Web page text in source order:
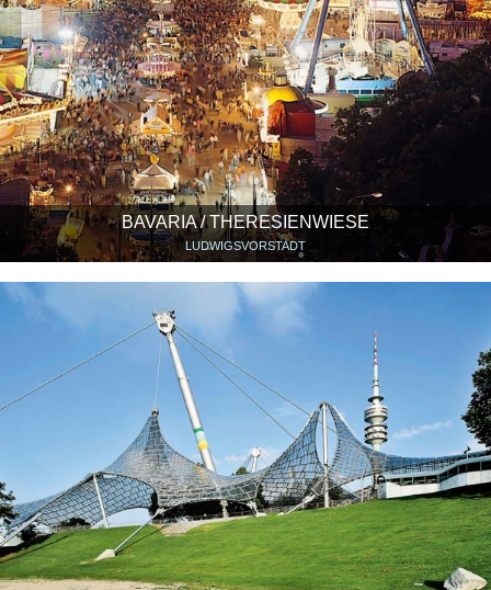
BAVARIA / THERESIENWIESE
LUDWIGSVORSTADT